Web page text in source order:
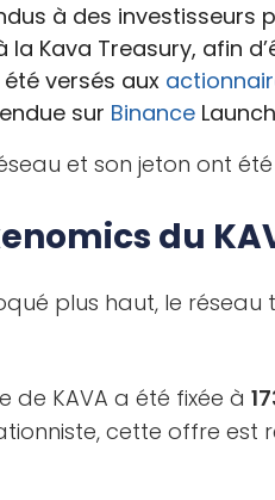
à des investisseurs
la Kava Treasury, afin
versés aux
sur Binance
et son jeton ont été
du
plus haut, le réseau
de KAVA a été fixée à
cette offre est